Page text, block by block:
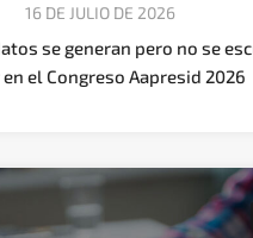
16 DE JULIO DE 2026
se generan pero no se
el Congreso Aapresid 2026